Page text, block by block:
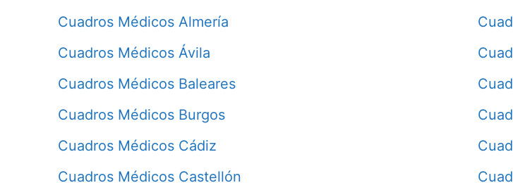
Cuadros Médicos Almería
Cuadros Médicos Ávila
Cuadros Médicos Baleares
Cuadros Médicos Burgos
Cuadros Médicos Cádiz
Cuadros Médicos Castellón